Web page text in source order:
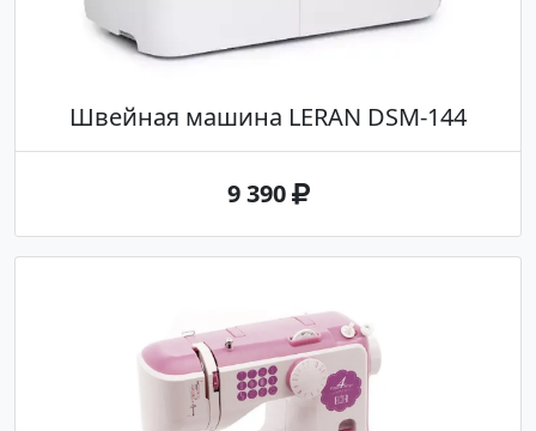
Швейная машина LERAN DSM-144
9 390